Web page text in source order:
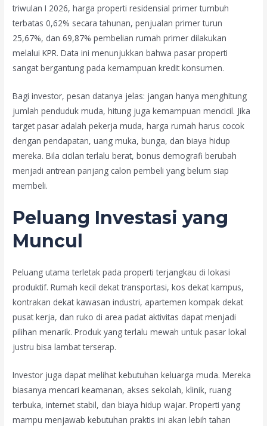
triwulan I 2026, harga properti residensial primer tumbuh
terbatas 0,62% secara tahunan, penjualan primer turun
25,67%, dan 69,87% pembelian rumah primer dilakukan
melalui KPR. Data ini menunjukkan bahwa pasar properti
sangat bergantung pada kemampuan kredit konsumen.
Bagi investor, pesan datanya jelas: jangan hanya menghitung
jumlah penduduk muda, hitung juga kemampuan mencicil. Jika
target pasar adalah pekerja muda, harga rumah harus cocok
dengan pendapatan, uang muka, bunga, dan biaya hidup
mereka. Bila cicilan terlalu berat, bonus demografi berubah
menjadi antrean panjang calon pembeli yang belum siap
membeli.
Peluang Investasi yang
Muncul
Peluang utama terletak pada properti terjangkau di lokasi
produktif. Rumah kecil dekat transportasi, kos dekat kampus,
kontrakan dekat kawasan industri, apartemen kompak dekat
pusat kerja, dan ruko di area padat aktivitas dapat menjadi
pilihan menarik. Produk yang terlalu mewah untuk pasar lokal
justru bisa lambat terserap.
Investor juga dapat melihat kebutuhan keluarga muda. Mereka
biasanya mencari keamanan, akses sekolah, klinik, ruang
terbuka, internet stabil, dan biaya hidup wajar. Properti yang
mampu menjawab kebutuhan praktis ini akan lebih tahan